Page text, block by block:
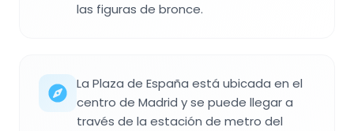
las figuras de bronce.
La Plaza de España está ubicada en el
centro de Madrid y se puede llegar a
través de la estación de metro del